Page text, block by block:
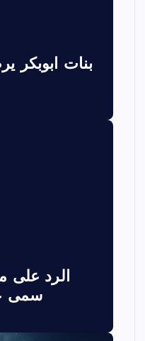
بنات ابوبكر
الرد على
سمى